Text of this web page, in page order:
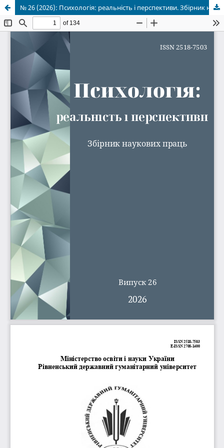
№ 26 (2026): Психологія: реальність і перспективи. Збірник наукових праць РДГУ